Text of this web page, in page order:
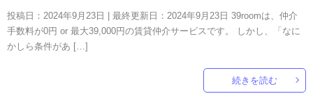
投稿日：2024年9月23日 | 最終更新日：2024年9月23日 39roomは、仲介
手数料が0円 or 最大39,000円の賃貸仲介サービスです。 しかし、「なに
かしら条件があ […]
続きを読む